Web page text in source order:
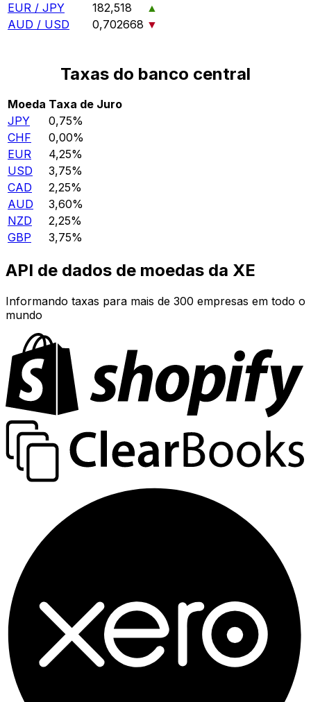
EUR / JPY
182,518
▲
AUD / USD
0,702668 ▼
Taxas do banco central
Moeda Taxa de Juro
JPY
0,75%
CHF
0,00%
EUR
4,25%
USD
3,75%
CAD
2,25%
AUD
3,60%
NZD
2,25%
GBP
3,75%
API de dados de moedas da XE
Informando taxas para mais de 300 empresas em todo o
mundo